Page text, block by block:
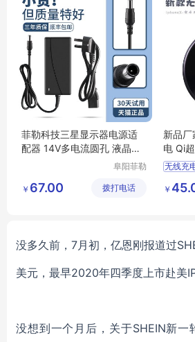
菲勒科技三星显示器电源适
配器 14V多电流圆孔 液晶台
阜阳菲勒
公司
￥ 67.00 拨打电话
新品
电 Qi
牙充电
无线充
新款无
￥
没多久前， 7月初，亿恩刚报道过
美元，最早2020年四季度上市赴美
没想到一个月后，关于SHEIN新一